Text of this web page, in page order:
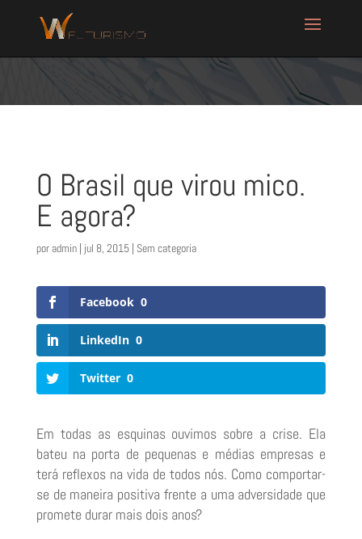
O Brasil que virou mico.
E agora?
por admin| jul 8, 2015| Sem categoria
Facebook 0
LinkedIn 0
Twitter 0
Em todas as esquinas ouvimos sobre a crise. Ela
bateu na porta de pequenas e médias empresas e
terá reflexos na vida de todos nós. Como comportar-
se de maneira positiva frente a uma adversidade que
promete durar mais dois anos?